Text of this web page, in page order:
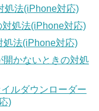
処法(iPhone対応)
処法(iPhone対応)
処法(iPhone対応)
開かないときの対処
ルダウンローダー
)